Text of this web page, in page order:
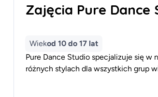
Zajęcia Pure Dance
Wiekod 10 do 17 lat
Pure Dance Studio specjalizuje się w
różnych stylach dla wszystkich grup